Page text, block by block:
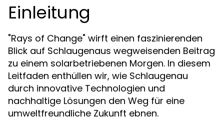
Einleitung
"Rays of Change" wirft einen faszinierenden
Blick auf Schlaugenaus wegweisenden Beitrag
zu einem solarbetriebenen Morgen. In diesem
Leitfaden enthüllen wir, wie Schlaugenau
durch innovative Technologien und
nachhaltige Lösungen den Weg für eine
umweltfreundliche Zukunft ebnen.